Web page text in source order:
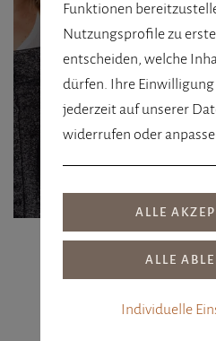
AUF
Wir bieten
Funktionen
Nutzungsprofile zu
entscheiden, welche
dürfen. Ihre Einwilligung
jederzeit auf unserer
widerrufen oder
Individuelle